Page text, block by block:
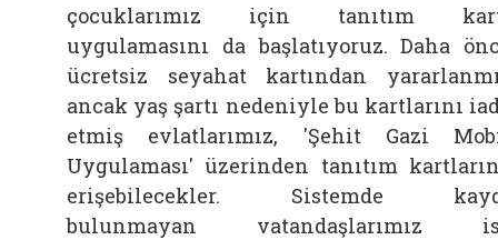
çocuklarımız için tanıtım
uygulamasını da başlatıyoruz. Daha
ücretsiz seyahat kartından
ancak yaş şartı nedeniyle bu kartlarını
etmiş evlatlarımız, 'Şehit Gazi
Uygulaması' üzerinden tanıtım
erişebilecekler. Sistemde
bulunmayan vatandaşlarımız